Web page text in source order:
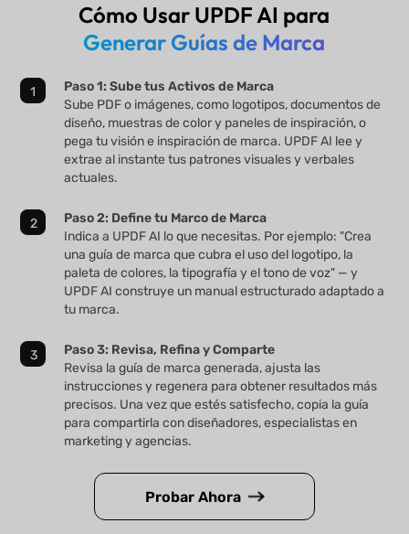
Cómo Usar UPDF AI para
Generar Guías de Marca
Paso 1: Sube tus Activos de Marca
Sube PDF o imágenes, como logotipos, documentos de
diseño, muestras de color y paneles de inspiración, o
pega tu visión e inspiración de marca. UPDF AI lee y
extrae al instante tus patrones visuales y verbales
actuales.
Paso 2: Define tu Marco de Marca
Indica a UPDF AI lo que necesitas. Por ejemplo: "Crea
una guía de marca que cubra el uso del logotipo, la
paleta de colores, la tipografía y el tono de voz" — y
UPDF AI construye un manual estructurado adaptado a
tu marca.
Paso 3: Revisa, Refina y Comparte
Revisa la guía de marca generada, ajusta las
instrucciones y regenera para obtener resultados más
precisos. Una vez que estés satisfecho, copia la guía
para compartirla con diseñadores, especialistas en
marketing y agencias.
Probar Ahora